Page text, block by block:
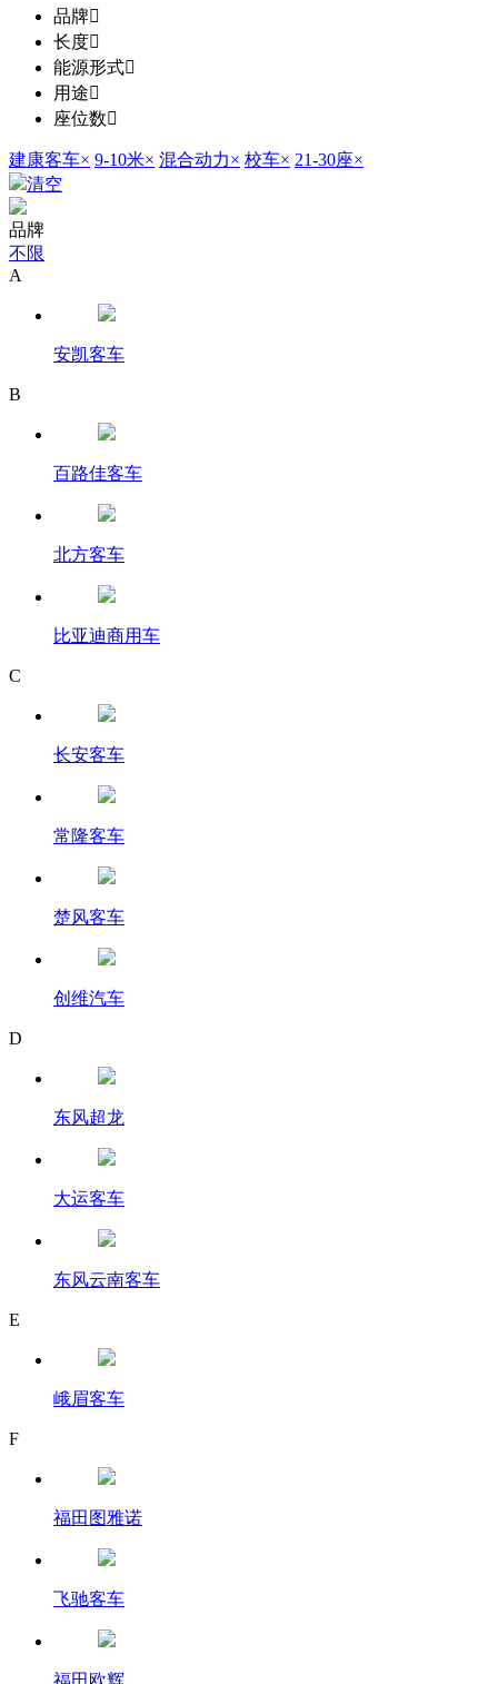
品牌
长度
能源形式
用途
座位数
建康客车× 9-10米× 混合动力× 校车× 21-30座×
清空
品牌
不限
A
安凯客车
B
百路佳客车
北方客车
比亚迪商用车
C
长安客车
常隆客车
楚风客车
创维汽车
D
东风超龙
大运客车
东风云南客车
E
峨眉客车
F
福田图雅诺
飞驰客车
福田欧辉